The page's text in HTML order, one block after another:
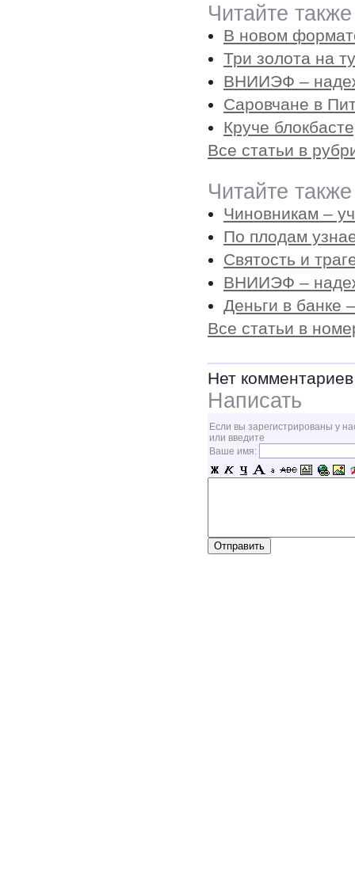
Читайте
В новом
Три золота на
ВНИИЭФ –
Саровчане в
Круче
Все статьи в
Читайте
Чиновникам –
По плодам
Святость и
ВНИИЭФ –
Деньги в банке
Все статьи в
Нет комментариев
Написать
Если вы зарегистрированы у
или введите
Ваше имя: